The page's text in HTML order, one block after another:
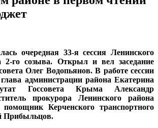
очередная 33-я сессия Ленинского
2-го созыва. Открыл и вел заседание
Олег Водопьянов. В работе сессии
администрации района Екатерина
Госсовета Крыма Александр
прокурора Ленинского района
Керченского транспортного
Прибыльцов.